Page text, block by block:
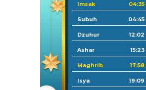
Imsak 04:35
Subuh 04:45
Dzuhur 12:02
Ashar 15:23
Maghrib 17:58
Isya 19:09